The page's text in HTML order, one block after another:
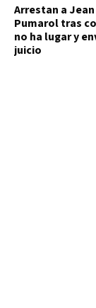
Arrestan a
Pumarol tras
no ha lugar y
juicio